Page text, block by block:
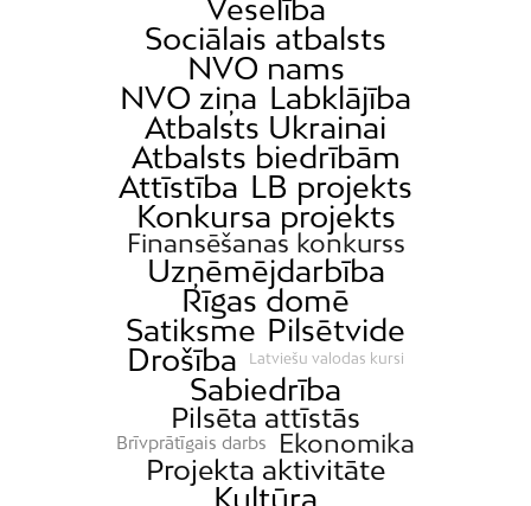
Veselība
Sociālais atbalsts
NVO nams
NVO ziņa Labklājība
Atbalsts Ukrainai
Atbalsts biedrībām
Attīstība LB projekts
Konkursa projekts
Finansēšanas konkurss
Uzņēmējdarbība
Rīgas domē
Satiksme Pilsētvide
Drošība
Latviešu valodas kursi
Sabiedrība
Pilsēta attīstās
Brīvprātīgais darbs Ekonomika
Projekta aktivitāte
Kultūra